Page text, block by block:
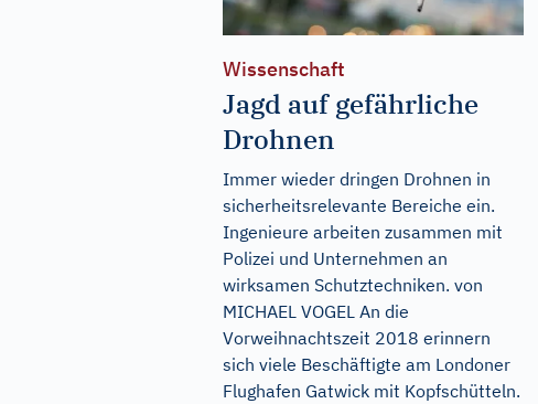
Wissenschaft
Jagd auf gefährliche
Drohnen
Immer wieder dringen Drohnen in
sicherheitsrelevante Bereiche ein.
Ingenieure arbeiten zusammen mit
Polizei und Unternehmen an
wirksamen Schutztechniken. von
MICHAEL VOGEL An die
Vorweihnachtszeit 2018 erinnern
sich viele Beschäftigte am Londoner
Flughafen Gatwick mit Kopfschütteln.